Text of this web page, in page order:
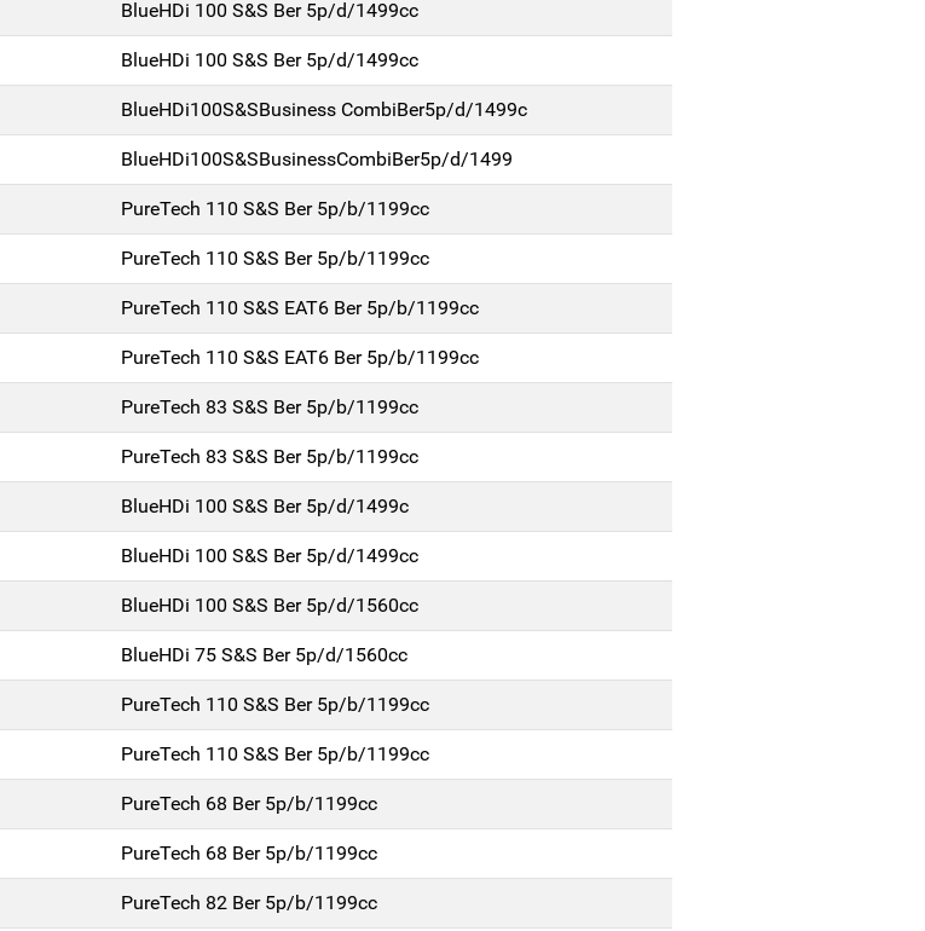
BlueHDi 100 S&S Ber 5p/d/1499cc
BlueHDi 100 S&S Ber 5p/d/1499cc
BlueHDi100S&SBusiness CombiBer5p/d/1499c
BlueHDi100S&SBusinessCombiBer5p/d/1499
PureTech 110 S&S Ber 5p/b/1199cc
PureTech 110 S&S Ber 5p/b/1199cc
PureTech 110 S&S EAT6 Ber 5p/b/1199cc
PureTech 110 S&S EAT6 Ber 5p/b/1199cc
PureTech 83 S&S Ber 5p/b/1199cc
PureTech 83 S&S Ber 5p/b/1199cc
BlueHDi 100 S&S Ber 5p/d/1499c
BlueHDi 100 S&S Ber 5p/d/1499cc
BlueHDi 100 S&S Ber 5p/d/1560cc
BlueHDi 75 S&S Ber 5p/d/1560cc
PureTech 110 S&S Ber 5p/b/1199cc
PureTech 110 S&S Ber 5p/b/1199cc
PureTech 68 Ber 5p/b/1199cc
PureTech 68 Ber 5p/b/1199cc
PureTech 82 Ber 5p/b/1199cc